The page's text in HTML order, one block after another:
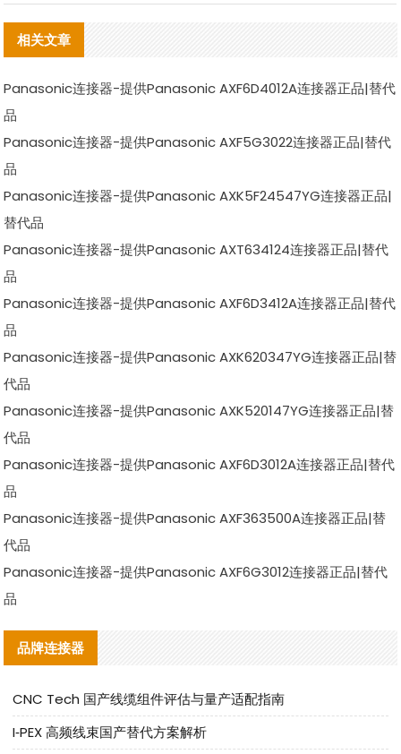
相关文章
Panasonic连接器-提供Panasonic AXF6D4012A连接器正品|替代
品
Panasonic连接器-提供Panasonic AXF5G3022连接器正品|替代
品
Panasonic连接器-提供Panasonic AXK5F24547YG连接器正品|
替代品
Panasonic连接器-提供Panasonic AXT634124连接器正品|替代
品
Panasonic连接器-提供Panasonic AXF6D3412A连接器正品|替代
品
Panasonic连接器-提供Panasonic AXK620347YG连接器正品|替
代品
Panasonic连接器-提供Panasonic AXK520147YG连接器正品|替
代品
Panasonic连接器-提供Panasonic AXF6D3012A连接器正品|替代
品
Panasonic连接器-提供Panasonic AXF363500A连接器正品|替
代品
Panasonic连接器-提供Panasonic AXF6G3012连接器正品|替代
品
品牌连接器
CNC Tech 国产线缆组件评估与量产适配指南
I‑PEX 高频线束国产替代方案解析